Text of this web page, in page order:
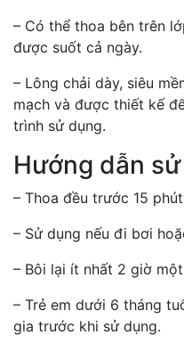
– Có thể thoa bên trên
được suốt cả ngày.
– Lông chải dày, siêu
mạch và được thiết kế
trình sử dụng.
Hướng dẫn
– Thoa đều trước 15
– Sử dụng nếu đi bơi
– Bôi lại ít nhất 2 giờ
– Trẻ em dưới 6 tháng
gia trước khi sử dụng.